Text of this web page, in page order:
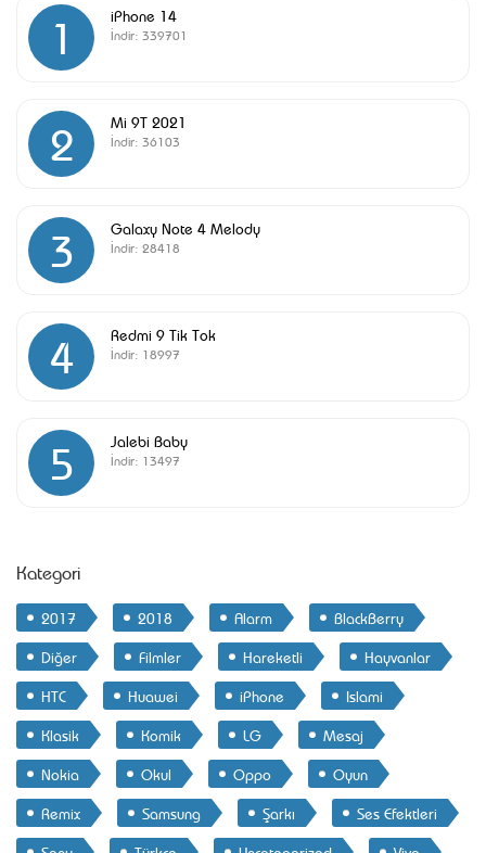
1 iPhone 14
İndir: 339701
2 Mi 9T 2021
İndir: 36103
3 Galaxy Note 4 Melody
İndir: 28418
4 Redmi 9 Tik Tok
İndir: 18997
5 Jalebi Baby
İndir: 13497
Kategori
2017 2018 Alarm
BlackBerry
Diğer
Filmler Hareketli
Hayvanlar
HTC
Huawei iPhone
Islami
Klasik
Komik LG
Mesaj
Nokia
Okul Oppo
Oyun
Remix
Samsung Şarkı
Ses Efektleri